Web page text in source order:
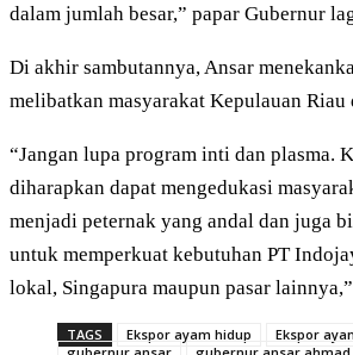
dalam jumlah besar,” papar Gubernur
Di akhir sambutannya, Ansar
melibatkan masyarakat Kepulauan Riau
“Jangan lupa program inti dan plasma.
diharapkan dapat mengedukasi
menjadi peternak yang andal dan juga
untuk memperkuat kebutuhan PT
lokal, Singapura maupun pasar
TAGS Ekspor ayam hidup
Ekspor